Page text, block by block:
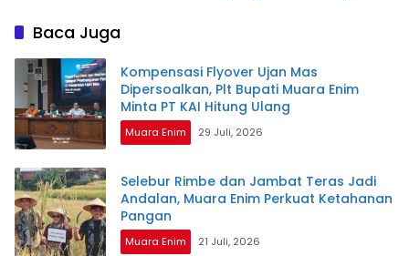
Baca Juga
Kompensasi Flyover Ujan Mas
Dipersoalkan, Plt Bupati Muara Enim
Minta PT KAI Hitung Ulang
Muara Enim 29 Juli, 2026
Selebur Rimbe dan Jambat Teras Jadi
Andalan, Muara Enim Perkuat Ketahanan
Pangan
Muara Enim 21 Juli, 2026